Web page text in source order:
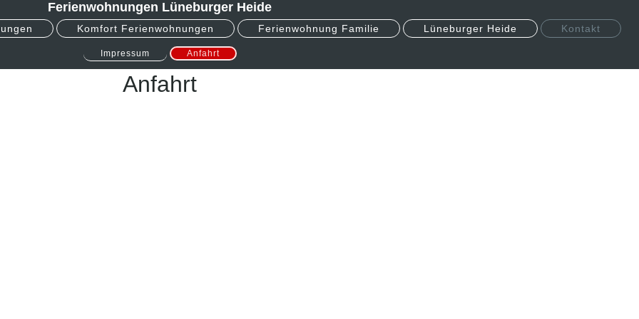
Ferienwohnungen Lüneburger Heide
Komfort Ferienwohnungen Ferienwohnung Familie Lüneburger Heide Kontakt
Impressum Anfahrt
Anfahrt